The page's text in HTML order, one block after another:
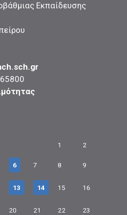
Εκπαίδευσης
1 2
6 7 8 9
13 14 15 16
20 21 22 23